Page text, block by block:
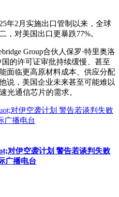
年2月实施出口管制以来，全球
，对美国出口更暴跌77%。
Group合伙人保罗·特里奥洛
国的许可证审批持续缓慢、甚至
面临更高原材料成本、供应分配
说，美国企业未来甚至可能难以
光通信芯片的需求。
对伊空袭计划 警告若谈判失败
广播电台